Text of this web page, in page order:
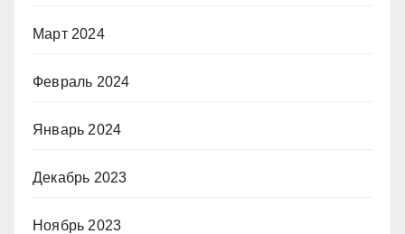
Март 2024
Февраль 2024
Январь 2024
Декабрь 2023
Ноябрь 2023